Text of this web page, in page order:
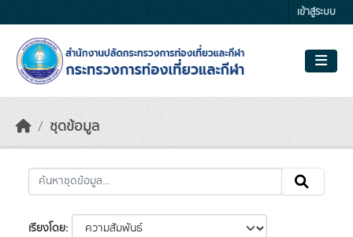
เข้าสู่ระบบ
ชุดข้อมูล
เรียงโดย